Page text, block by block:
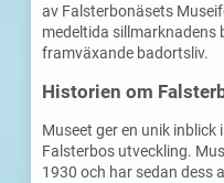
av Falsterbonäsets
medeltida sillmarknadens
framväxande badortsliv.
Historien om
Museet ger en unik
Falsterbos utveckling.
1930 och har sedan dess